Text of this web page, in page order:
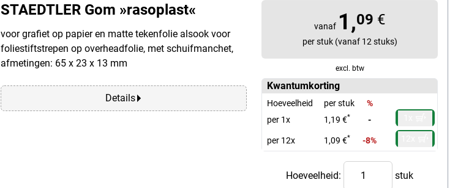
STAEDTLER Gom »rasoplast«
voor grafiet op papier en matte tekenfolie alsook voor
foliestiftstrepen op overheadfolie, met schuifmanchet,
afmetingen: 65 x 23 x 13 mm
Details
vanaf 1,09 €
per stuk (vanaf 12 stuks)
excl. btw
Kwantumkorting
Hoeveelheid per stuk
%
per 1x
1,19 €* -
per 12x 1,09 €* -8%
Hoeveelheid: stuk